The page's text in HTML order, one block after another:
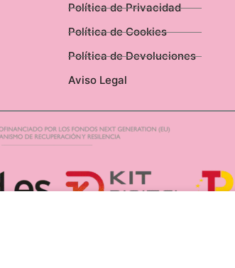
Política de Privacidad
Política de Cookies
Política de Devoluciones
Aviso Legal